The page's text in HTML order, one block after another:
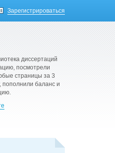
Зарегистрироваться
диссертаций
посмотрели
страницы за 3
пополнили баланс и